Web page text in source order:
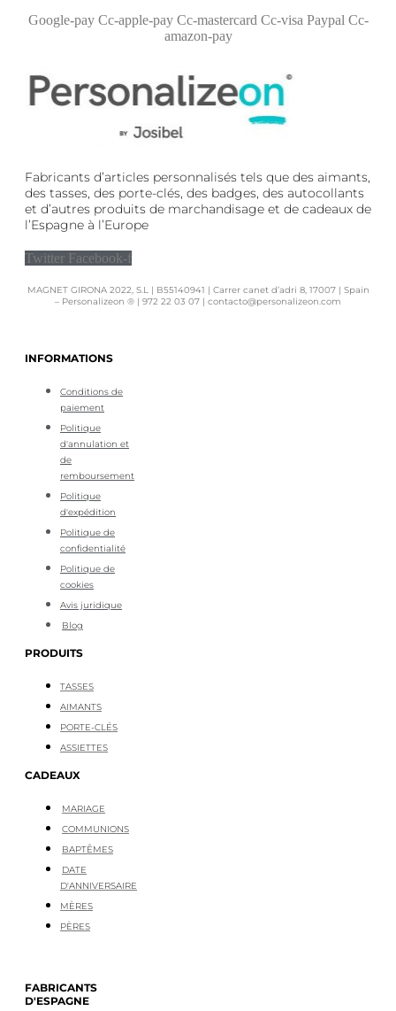
Google-pay Cc-apple-pay Cc-mastercard Cc-visa Paypal Cc-
amazon-pay
Fabricants d’articles personnalisés tels que des aimants,
des tasses, des porte-clés, des badges, des autocollants
et d’autres produits de marchandisage et de cadeaux de
l’Espagne à l’Europe
Twitter Facebook-f
MAGNET GIRONA 2022, S.L | B55140941 | Carrer canet d’adri 8, 17007 | Spain
– Personalizeon ® | 972 22 03 07 | contacto@personalizeon.com
INFORMATIONS
Conditions de
paiement
Politique
d'annulation et
de
remboursement
Politique
d'expédition
Politique de
confidentialité
Politique de
cookies
Avis juridique
Blog
PRODUITS
TASSES
AIMANTS
PORTE-CLÉS
ASSIETTES
CADEAUX
MARIAGE
COMMUNIONS
BAPTÊMES
DATE
D'ANNIVERSAIRE
MÈRES
PÈRES
FABRICANTS
D'ESPAGNE